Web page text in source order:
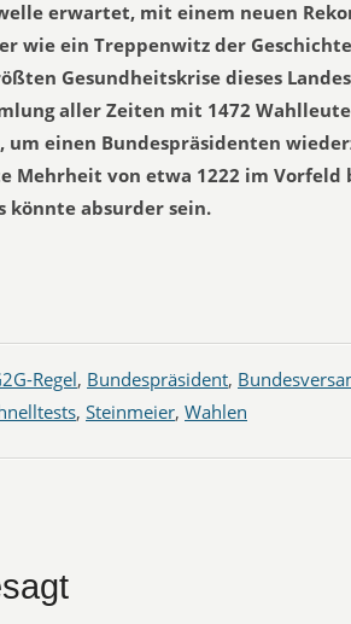
erwartet, mit einem neuen
wie ein Treppenwitz der Geschichte
Gesundheitskrise dieses
aller Zeiten mit 1472
einen Bundespräsidenten
Mehrheit von etwa 1222 im Vorfeld
könnte absurder sein.
Regel, Bundespräsident,
, Steinmeier, Wahlen